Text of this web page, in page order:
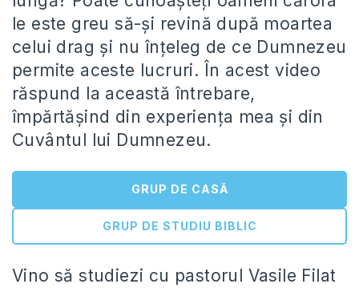
le este greu să-și revină după moartea
celui drag și nu înțeleg de ce Dumnezeu
permite aceste lucruri. În acest video
răspund la această întrebare,
împărtășind din experiența mea și din
Cuvântul lui Dumnezeu.
GRUP DE CASĂ
GRUP DE STUDIU BIBLIC
Vino să studiezi cu pastorul Vasile Filat